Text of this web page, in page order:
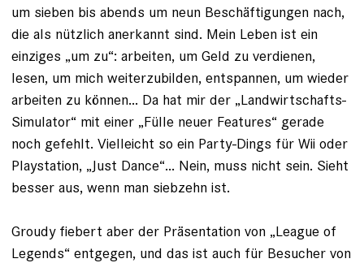
um sieben bis abends um neun Beschäftigungen nach,
die als nützlich anerkannt sind. Mein Leben ist ein
einziges „um zu“: arbeiten, um Geld zu verdienen,
lesen, um mich weiterzubilden, entspannen, um wieder
arbeiten zu können... Da hat mir der „Landwirtschafts-
Simulator“ mit einer „Fülle neuer Features“ gerade
noch gefehlt. Vielleicht so ein Party-Dings für Wii oder
Playstation, „Just Dance“... Nein, muss nicht sein. Sieht
besser aus, wenn man siebzehn ist.
Groudy fiebert aber der Präsentation von „League of
Legends“ entgegen, und das ist auch für Besucher von